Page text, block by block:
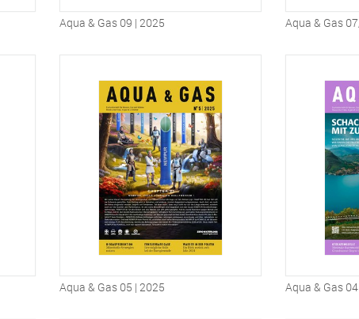
Aqua & Gas 09 | 2025 Aqua & Gas
Aqua & Gas 05 | 2025 Aqua & Gas